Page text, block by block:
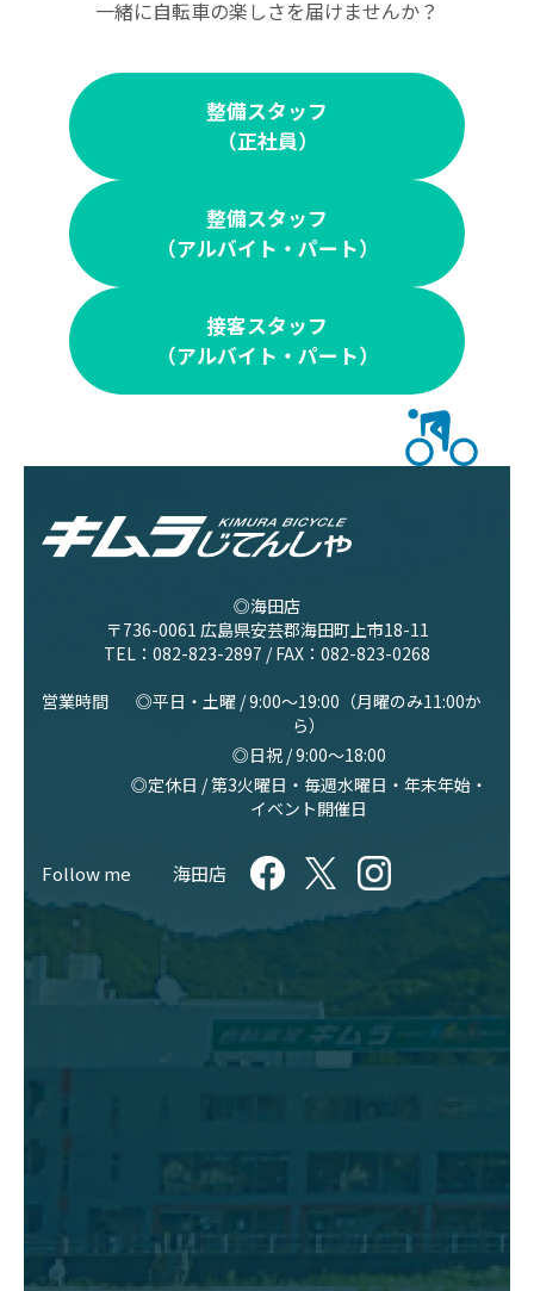
一緒に自転車の楽しさを届けませんか？
整備スタッフ
（正社員）
整備スタッフ
（アルバイト・パート）
接客スタッフ
（アルバイト・パート）
◎海田店
〒736-0061 広島県安芸郡海田町上市18-11
TEL： 082-823-2897 / FAX：082-823-0268
営業時間
◎平日・土曜 / 9:00〜19:00（月曜のみ11:00か
ら）
◎日祝 / 9:00〜18:00
◎定休日 / 第3火曜日・毎週水曜日・年末年始・
イベント開催日
Follow me 海田店